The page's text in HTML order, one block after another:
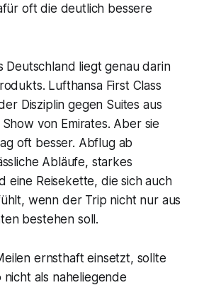
oft die deutlich bessere
Deutschland liegt genau darin
Lufthansa First Class
Disziplin gegen Suites aus
von Emirates. Aber sie
oft besser. Abflug ab
Abläufe, starkes
eine Reisekette, die sich auch
wenn der Trip nicht nur aus
bestehen soll.
ernsthaft einsetzt, sollte
als naheliegende